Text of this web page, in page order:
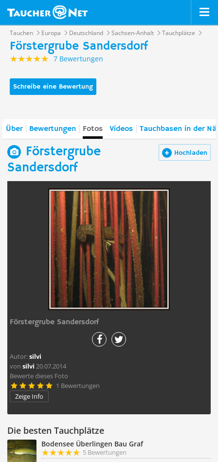
Tauchen Europa Deutschland Sachsen-Anhalt Tauchplätze
Förstergrube Sandersdorf
7 Bewertungen
Schreibe eine Bewertung
Über Bewertungen Fotos Videos Tauchbasen in der
Hochladen
Förstergrube
Sandersdorf
Förstergrube Sandersdorf
Autor:silvi
von silvi 20.07.2014
Bewerte dieses Foto
     1 Bewertungen
Zeige Info
Die besten Tauchplätze
Bodensee Überlingen Bau Graf
5 Bewertungen